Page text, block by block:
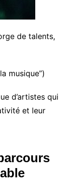
de talents,
musique”)
d’artistes qui
et leur